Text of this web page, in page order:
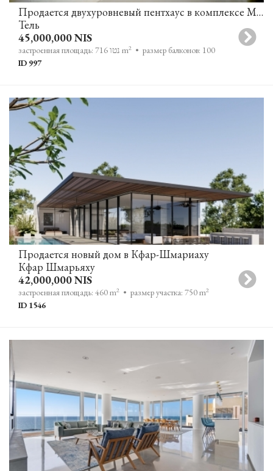
Продается двухуровневый пентхаус в комплексе Manhattan Tower недалеко от парка Цамерет в Тель-Авиве
Тель
45,000,000 NIS
застроенная площадь: 716 נטו m2 • размер балконов: 100
ID 997
Продается новый дом в Кфар-Шмариаху
Кфар Шмарьяху
42,000,000 NIS
застроенная площадь: 460 m2 • размер участка: 750 m2
ID 1546